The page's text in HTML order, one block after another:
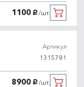
1100 руб./шт.
Артикул
1315781
8900 руб./шт.